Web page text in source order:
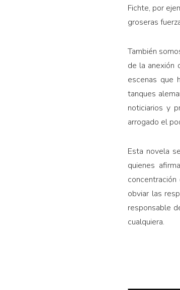
Fichte, por
groseras
También
de la anexión
escenas que
tanques
noticiarios y
arrogado el
Esta novela
quienes
obviar las
responsable
cualquiera.